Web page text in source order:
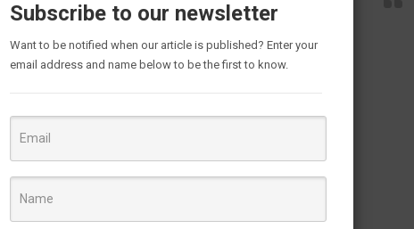
देहरादून। आईएमएस यूनिसन यूनिवर्सिटी में आज ग्रेट इंडियन कलिनरी
चैलेंज का आयोजन किया गया। प्रतियोगिता में 50 से अधिक उत्साही शेफ्स
की भागीदारी देखी गई। प्रतियोगिता को पेशेवर शेफ्स के…
Subscribe to our newsletter
Want to be notified when our article is published? Enter your
email address and name below to be the first to know.